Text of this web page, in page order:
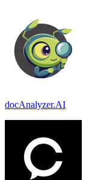
docAnalyzer.AI